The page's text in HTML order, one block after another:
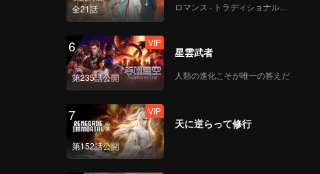
全21話 ロマンス · トラディショナル・コスチューム
6
第235話公開
VIP
星雲武者
人類の進化こそが唯一の答えだ
7
第152話公開
VIP
天に逆らって修行